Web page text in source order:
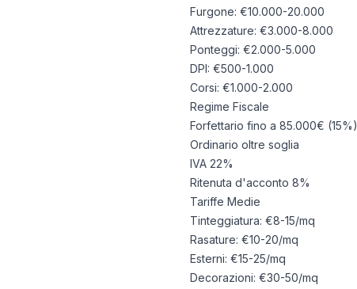
Furgone: €10.000-20.000
Attrezzature: €3.000-8.000
Ponteggi: €2.000-5.000
DPI: €500-1.000
Corsi: €1.000-2.000
Regime Fiscale
Forfettario fino a 85.000€ (15%)
Ordinario oltre soglia
IVA 22%
Ritenuta d'acconto 8%
Tariffe Medie
Tinteggiatura: €8-15/mq
Rasature: €10-20/mq
Esterni: €15-25/mq
Decorazioni: €30-50/mq